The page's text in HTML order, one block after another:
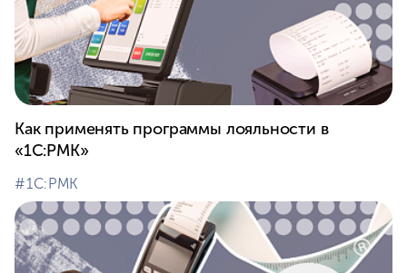
Как применять программы лояльности в
«1С:РМК»
#⁣1С:РМК